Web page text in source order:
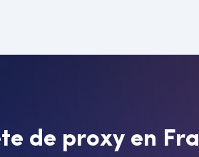
te de proxy en Fra